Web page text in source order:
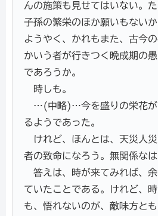
んの施策も見せてはいない。
子孫の繁栄のほか願いもないか
ようやく、かれもまた、古今
かいう者が行きつく晩成期の
であろうか。
時しも。
…(中略)…今を盛りの栄花が
るようであった。
けれど、ほんとは、天災人
者の致命になろう。無関係なは
答えは、時が来てみれば、
ていたことである。けれど、
も、悟れないのが、敵味方と